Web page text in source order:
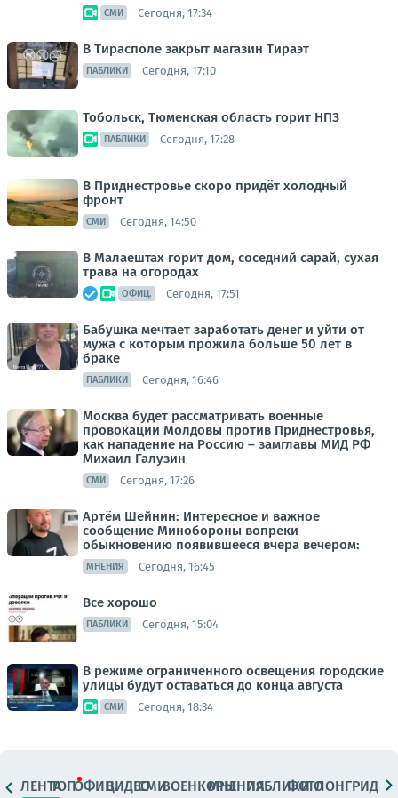
СМИ Сегодня, 17:34
В Тирасполе закрыт магазин Тираэт
ПАБЛИКИ Сегодня, 17:10
Тобольск, Тюменская область горит НПЗ
ПАБЛИКИ Сегодня, 17:28
В Приднестровье скоро придёт холодный
фронт
СМИ Сегодня, 14:50
В Малаештах горит дом, соседний сарай, сухая
трава на огородах
ОФИЦ. Сегодня, 17:51
Бабушка мечтает заработать денег и уйти от
мужа с которым прожила больше 50 лет в
браке
ПАБЛИКИ Сегодня, 16:46
Москва будет рассматривать военные
провокации Молдовы против Приднестровья,
как нападение на Россию – замглавы МИД РФ
Михаил Галузин
СМИ Сегодня, 17:26
Артём Шейнин: Интересное и важное
сообщение Минобороны вопреки
обыкновению появившееся вчера вечером:
МНЕНИЯ Сегодня, 16:45
Все хорошо
ПАБЛИКИ Сегодня, 15:04
В режиме ограниченного освещения городские
улицы будут оставаться до конца августа
СМИ Сегодня, 18:34
ЛЕНТАТОПОФИЦ.ВИДЕОСМИВОЕНКОРЫМНЕНИЯПАБЛИКИ
ФОТОЛОНГРИДЫ